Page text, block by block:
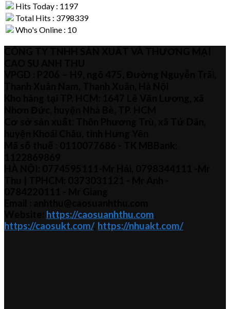
Hits Today : 1197
Total Hits : 3798339
Who's Online : 10
https://caosuanhthu.com
https://caosukt.com/, https://nhuakt.com/